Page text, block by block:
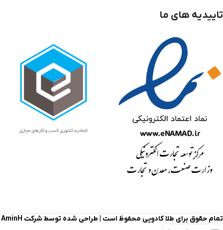
تاییدیه های ما
تمام حقوق برای طلا کادویی محفوظ است | طراحی شده توسط شرکت AminH